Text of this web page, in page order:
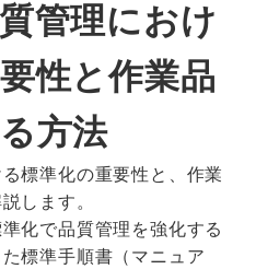
管理におけ
性と作業品
方法
標準化の重要性と、作業
します。
化で品質管理を強化する
標準手順書（マニュア